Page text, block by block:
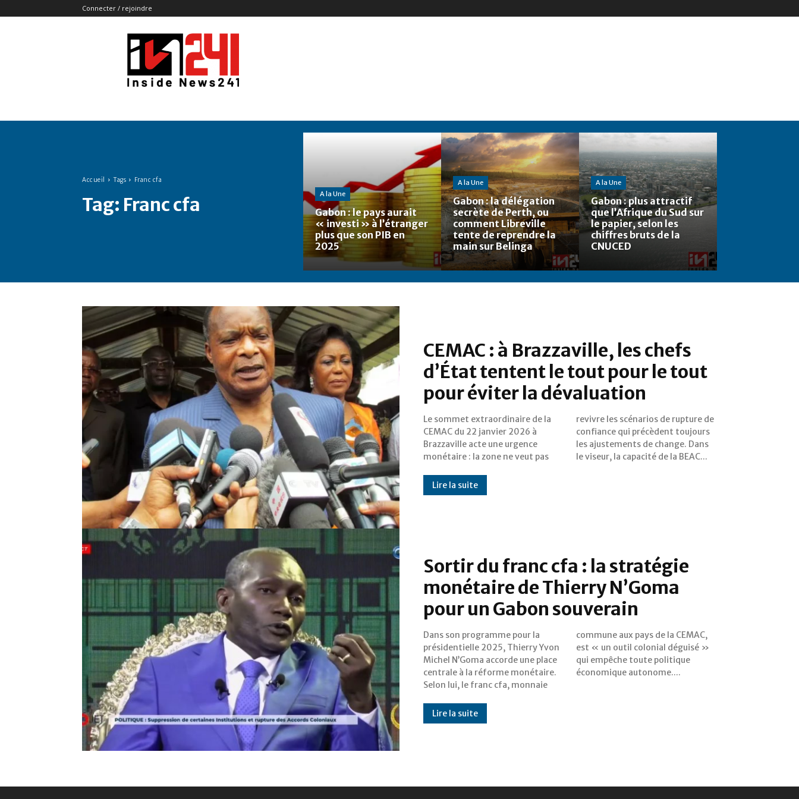
Connecter / rejoindre
Insidenews241
Accueil Tags Franc cfa
Tag: Franc cfa A la Une
Gabon : le pays aurait
« investi » à l’étranger
plus que son PIB en
2025
A la Une
Gabon : la délégation
secrète de Perth, ou
comment Libreville
tente de reprendre la
main sur Belinga
A la Une
Gabon : plus attractif
que l’Afrique du Sud sur
le papier, selon les
chiffres bruts de la
CNUCED
CEMAC : à Brazzaville, les chefs
d’État tentent le tout pour le tout
pour éviter la dévaluation
Le sommet extraordinaire de la
CEMAC du 22 janvier 2026 à
Brazzaville acte une urgence
monétaire : la zone ne veut pas
revivre les scénarios de rupture de
confiance qui précèdent toujours
les ajustements de change. Dans
le viseur, la capacité de la BEAC...
Lire la suite
Sortir du franc cfa : la stratégie
monétaire de Thierry N’Goma
pour un Gabon souverain
Dans son programme pour la
présidentielle 2025, Thierry Yvon
Michel N’Goma accorde une place
centrale à la réforme monétaire.
Selon lui, le franc cfa, monnaie
commune aux pays de la CEMAC,
est « un outil colonial déguisé »
qui empêche toute politique
économique autonome....
Lire la suite